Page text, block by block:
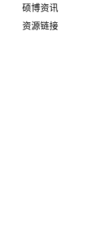
硕博资讯
资源链接